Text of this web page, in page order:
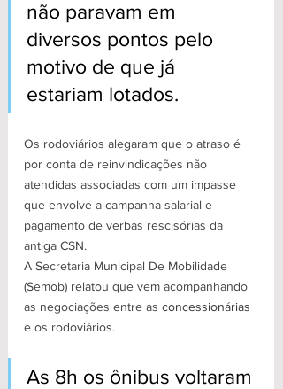
não paravam em
diversos pontos pelo
motivo de que já
estariam lotados.
Os rodoviários alegaram que o atraso é
por conta de reinvindicações não
atendidas associadas com um impasse
que envolve a campanha salarial e
pagamento de verbas rescisórias da
antiga CSN.
A Secretaria Municipal De Mobilidade
(Semob) relatou que vem acompanhando
as negociações entre as concessionárias
e os rodoviários.
As 8h os ônibus voltaram